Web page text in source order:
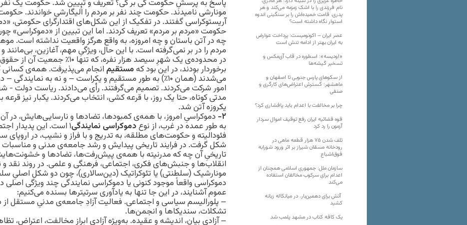
پاسخ به پرسشِ حکومت کی بر کی؟ تعریف و تبیین شد. حکومت یک نفر
مونارشی نامیدند. حکومت چند نفر بر مردم را اُلیگارشی خواندند.
آریستوکراسی گفتند. در تفکیک از این‌ شکل‌های اقتدارگرای حکومتی،
حکومت «مردم بر مردم» تعریف کردند. اما این تبیین از «دموکراسی»
چه در آتن باستان و چه امروزه، به واقع هرگز واقعیت نداشته است.
مردم را در بر نمی‌گرفته است. با این حال، ویژگیِ مهم، آغازین، بی‌مانند و
در محدوده‌ی یک شهرِ سیصد هزار نفره،
برخوردار بودند، در این بود کهمستقیم انجام می‌پذیرفت. همه‌ی کسانی
می‌شدند (همان ۱۰٪) به طور مستقیم و یکراست – و نه به
امور شرکت می‌کردند. تصمیم ‌می‌گرفتند. رأی می‌دادند. ریاست دولت‌ ‌-‌‌
مدتی کوتاه، حتا یک روز، با قرعه کشی، انتخاب می‌کردند. یکبار نیز قرعه
یکروزه آتن شد.
۲- دموکراسیِ امروز، با همه‌ی کمبودها، تضادها و نارسایی‌هایش، در
به طور عمده در غرب، از نوعدموکراسی نمایندگی ۱ است. این پدیدار
فئودالیته و حکومت‌های مطلقه، به تدریج و با فراز و نشیب‌، در
شکل گرفت. در فرایند تاریخی پیدایش و رشد جامعه‌ی مدنی و مناسبات
تاریخیِ آن چه که مدرنیته با همه‌ی پیش‌رفت‌ها، تضادها و
انقلاب‌ها و جنبش‌های فکری، اجتماعی، فرهنگی و علمی. در روند
مونارشیک (سلطنتی) یا تئوکراتیک (دین‌سالاری)، چون دو شکل اصلیِ
دموکراسی‌ واقعاً موجود کنونی یا دموکراسی‌ نمایندگی چند ویژگی
عموم آشنایند، در این جا تنها به یادآوری سرتیتر‌ها بسنده می‌کنیم:
– پلورالیسم سیاسی و اجتماعی. فعالیت آزادِ جامعه‌ی مدنیِ مستقل از
تشکلات، سندیکاها و انجمن‌ها.
– آزادی بیان، اندیشه و عقیده. به‌ویژه آزادی ابراز مخالفت، اعتراض،
نام فرزندی را با اشک زمزمه می‌کند و هر
پدری، قامت خمیده‌اش را بر سنگینی اندوه
استوار نگاه داشته است؟
عصر ایران – اکونومیست: پرداخت عوارض
به ایران بهتر از ادامه تنش است
«اودیسه»؛ اسطوره در قاب آی‌مکس و
تسخیر گیشه‌ها
از سکوهای پارس جنوبی تا اصفهان و
ماهشهر؛ گسترش اعتراض‌های کارگری و
صنفی
چرا بر مخالفت با اعدام باید پافشاری کرد؟
قوه قضائیه ایران رفع توقیف اموال سردار
آزمون را رد کرد
تلف شدن ۷۵ هزار قطعه ماهی در
رودخانه مسقان شیراز بر اثر ورود شورابه
فوق‌اشباع
سازمان ملل: جمهوری اسلامی همچنان از
اعدام برای سرکوب مخالفان استفاده
می‌کند
آتش برای دهمین‌بار، در میانکاله زبانه
کشید
یک کافه کتاب در مشهد پلمب شد